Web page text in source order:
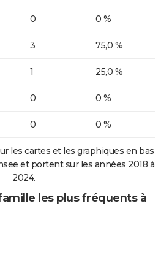
0 0 %
3 75,0 %
1 25,0 %
0 0 %
0 0 %
les cartes et les graphiques en bas
et portent sur les années 2018 à
2024.
les plus fréquents à